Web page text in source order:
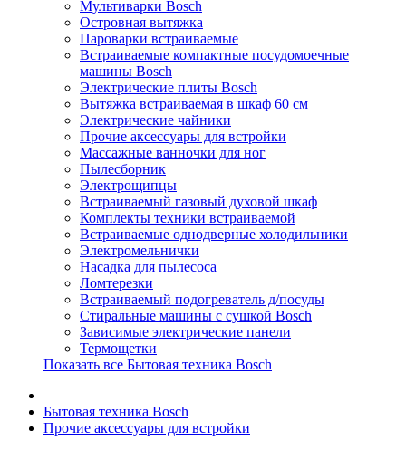
Мультиварки Bosch
Островная вытяжка
Пароварки встраиваемые
Встраиваемые компактные посудомоечные
машины Bosch
Электрические плиты Bosch
Вытяжка встраиваемая в шкаф 60 см
Электрические чайники
Прочие аксессуары для встройки
Массажные ванночки для ног
Пылесборник
Электрощипцы
Встраиваемый газовый духовой шкаф
Комплекты техники встраиваемой
Встраиваемые однодверные холодильники
Электромельнички
Насадка для пылесоса
Ломтерезки
Встраиваемый подогреватель д/посуды
Стиральные машины с сушкой Bosch
Зависимые электрические панели
Термощетки
Показать все Бытовая техника Bosch
Бытовая техника Bosch
Прочие аксессуары для встройки